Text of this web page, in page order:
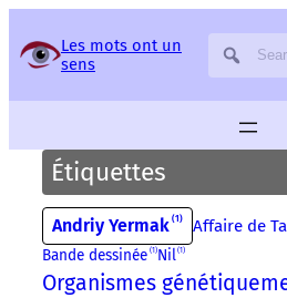
Les mots ont un
sens
Étiquettes
Andriy Yermak 1 Affaire de
Bande dessinée 1 Nil 1
Organismes
Panneau de gestion des services